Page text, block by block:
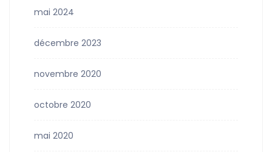
mai 2024
décembre 2023
novembre 2020
octobre 2020
mai 2020